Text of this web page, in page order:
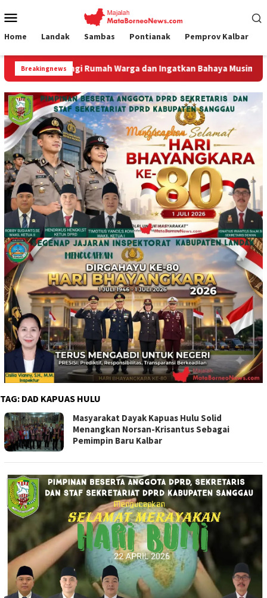
ke
Mobile
Home Landak Sambas Pontianak Pemprov Kalbar
Breakingnews
Rumah Warga dan Ingatkan Bahaya Musim Kemarau
TAG: DAD KAPUAS HULU
Masyarakat Dayak Kapuas Hulu Solid
Menangkan Norsan-Krisantus Sebagai
Pemimpin Baru Kalbar